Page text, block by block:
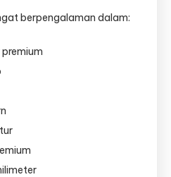
berpengalaman dalam: